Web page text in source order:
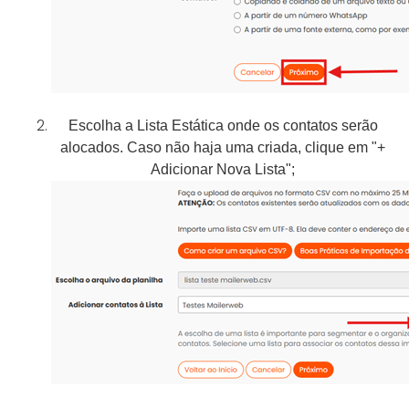
Escolha a Lista Estática onde os contatos serão
alocados. Caso não haja uma criada, clique em "+
Adicionar Nova Lista";